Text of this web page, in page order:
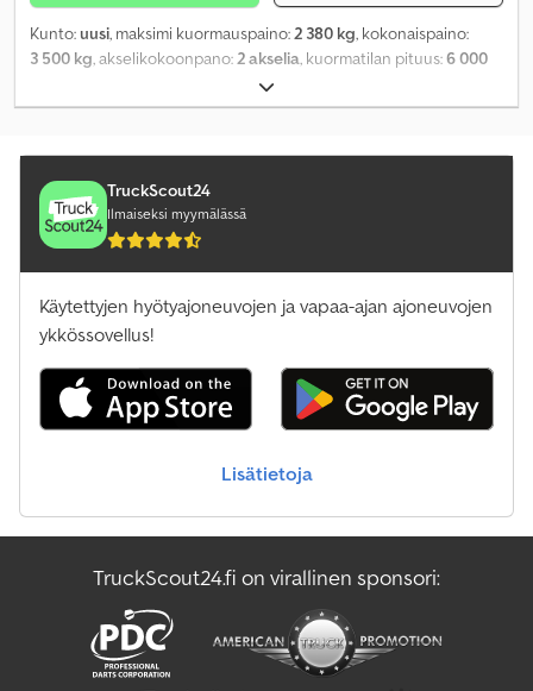
Kunto:uusi, maksimi kuormauspaino:2 380 kg, kokonaispaino:
3 500 kg, akselikokoonpano:2 akselia, kuormatilan pituus:6 000
, kuormatilan korkeus:
TruckScout24
Ilmaiseksi myymälässä
Käytettyjen hyötyajoneuvojen ja vapaa-ajan ajoneuvojen
ykkössovellus!
Lisätietoja
TruckScout24.fi on virallinen sponsori: